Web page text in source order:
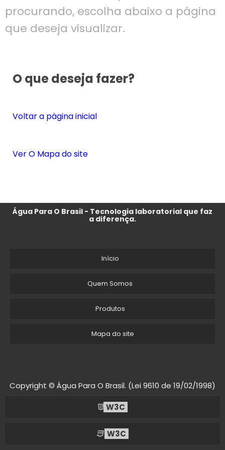
procurando, escolha abaixo a página
que deseja visualizar.
O que deseja fazer?
Voltar a página inicial
Ver O Mapa do site
Água Para O Brasil - Tecnologia laboratorial que faz
a diferença.
Início
Quem Somos
Produtos
Mapa do site
Copyright © Água Para O Brasil. (Lei 9610 de 19/02/1998)
W3C
W3C